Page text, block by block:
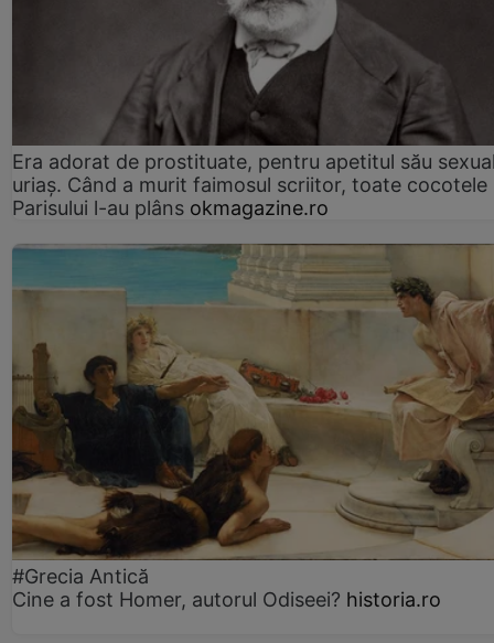
Era adorat de prostituate, pentru apetitul său
uriaș. Când a murit faimosul scriitor, toate cocotele
Parisului l-au plâns okmagazine.ro
#Grecia Antică
Cine a fost Homer, autorul Odiseei? historia.ro